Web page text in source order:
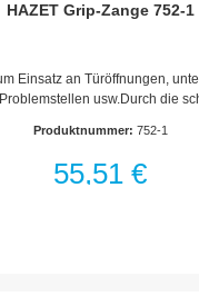
HAZET Grip-Zange 752-1
Einsatz an Türöffnungen,
usw.Durch die
FalzSpannkraft in axialer
Produktnummer: 752-1
55,51 €